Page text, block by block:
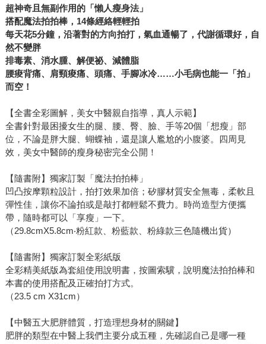
超神奇且無副作用的「懶人瘦身法」
搭配魔法拍拍棒，14條經絡輕輕拍
每天花5分鐘，沿著對的方向拍打，氣血通暢了，代謝循環好，自
然不變胖
排毒素、消水腫、解便祕、減體脂
腰痠背痛、肩頸痠痛、頭痛、手腳冰冷……小毛病也能一「拍」
而空！
【全書全彩圖解，美女中醫親自指導，真人示範】
全書針對最困擾女生的腿、腰、臀、臉、手等20個「想瘦」部
位，不論是胖大腿、蝴蝶袖，還是讓人尷尬的小腹婆。四周見
效，美女中醫師的瘦身秘密完全公開！
【隨書附】獨家訂製「魔法拍拍棒」
凹凸按摩顆粒設計，拍打效果加倍；矽膠材質安全無毒，柔軟且
彈性佳，讓你不論拍或是敲打都輕鬆不費力。時尚造型方便攜
帶，隨時都可以「享瘦」一下。
（29.8cmX5.8cm‧粉紅款、粉藍款、粉綠款三色隨機出貨）
【隨書附】獨家訂製全彩紙版
全彩精美紙版為套組使用說明書，按圖索驥，說明魔法拍拍棒和
本書的使用搭配及正確拍打方式。
（23.5 cm X31cm）
【中醫五大肥胖體質，打造理想身材的關鍵】
肥胖的類型在中醫上我們主要分成五種，先確認自己是哪一種